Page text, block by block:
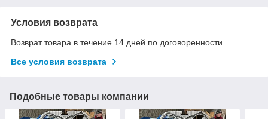
Условия возврата
Возврат товара в течение 14 дней по договоренности
Все условия возврата
Подобные товары компании